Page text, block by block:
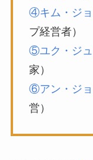
④キム・ジョ
プ経営者）
⑤ユク・ジ
家）
⑥アン・ジ
営）